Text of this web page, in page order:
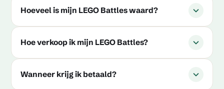
Hoeveel is mijn LEGO Battles waard?
Hoe verkoop ik mijn LEGO Battles?
Wanneer krijg ik betaald?